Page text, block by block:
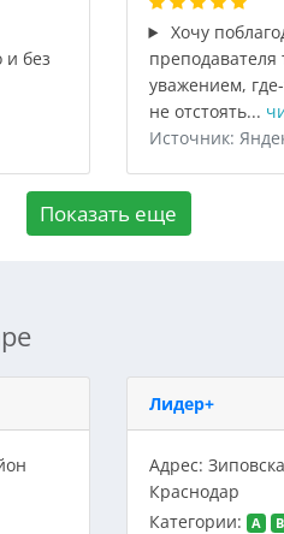
и без
Хочу
уважением,
не отстоять...
Источник:
Показать еще
Лидер+
Адрес:
Краснодар
Категории:
A B